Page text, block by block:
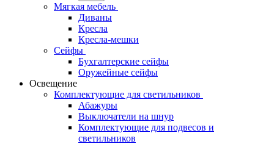
Мягкая мебель
Диваны
Кресла
Кресла-мешки
Сейфы
Бухгалтерские сейфы
Оружейные сейфы
Освещение
Комплектующие для светильников
Абажуры
Выключатели на шнур
Комплектующие для подвесов и
светильников